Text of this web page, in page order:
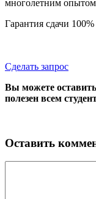
многолетним
Гарантия сдачи 100%
Сделать запрос
Вы можете
полезен всем
Оставить